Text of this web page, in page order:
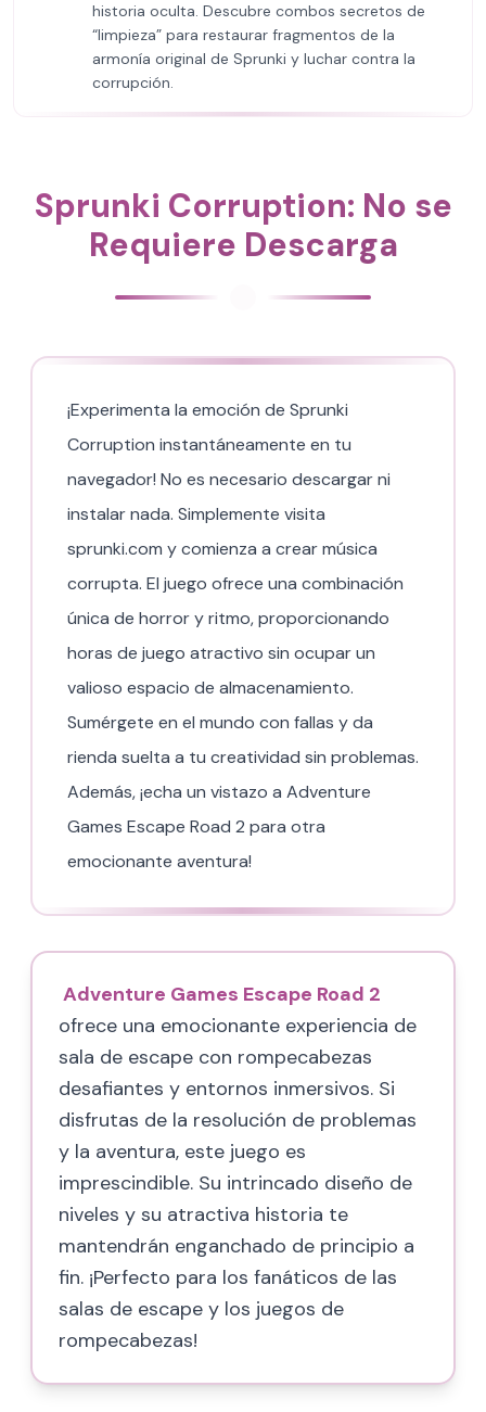
historia oculta. Descubre combos secretos de
“limpieza” para restaurar fragmentos de la
armonía original de Sprunki y luchar contra la
corrupción.
Sprunki Corruption: No se
Requiere Descarga
¡Experimenta la emoción de Sprunki
Corruption instantáneamente en tu
navegador! No es necesario descargar ni
instalar nada. Simplemente visita
sprunki.com y comienza a crear música
corrupta. El juego ofrece una combinación
única de horror y ritmo, proporcionando
horas de juego atractivo sin ocupar un
valioso espacio de almacenamiento.
Sumérgete en el mundo con fallas y da
rienda suelta a tu creatividad sin problemas.
Además, ¡echa un vistazo a Adventure
Games Escape Road 2 para otra
emocionante aventura!
Adventure Games Escape Road 2
ofrece una emocionante experiencia de
sala de escape con rompecabezas
desafiantes y entornos inmersivos. Si
disfrutas de la resolución de problemas
y la aventura, este juego es
imprescindible. Su intrincado diseño de
niveles y su atractiva historia te
mantendrán enganchado de principio a
fin. ¡Perfecto para los fanáticos de las
salas de escape y los juegos de
rompecabezas!